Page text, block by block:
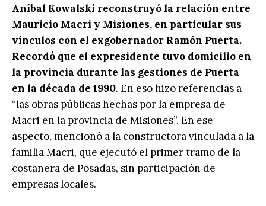
Aníbal Kowalski reconstruyó la relación entre
Mauricio Macri y Misiones, en particular sus
vínculos con el exgobernador Ramón Puerta.
Recordó que el expresidente tuvo domicilio en
la provincia durante las gestiones de Puerta
en la década de 1990. En eso hizo referencias a
“las obras públicas hechas por la empresa de
Macri en la provincia de Misiones”. En ese
aspecto, mencionó a la constructora vinculada a la
familia Macri, que ejecutó el primer tramo de la
costanera de Posadas, sin participación de
empresas locales.